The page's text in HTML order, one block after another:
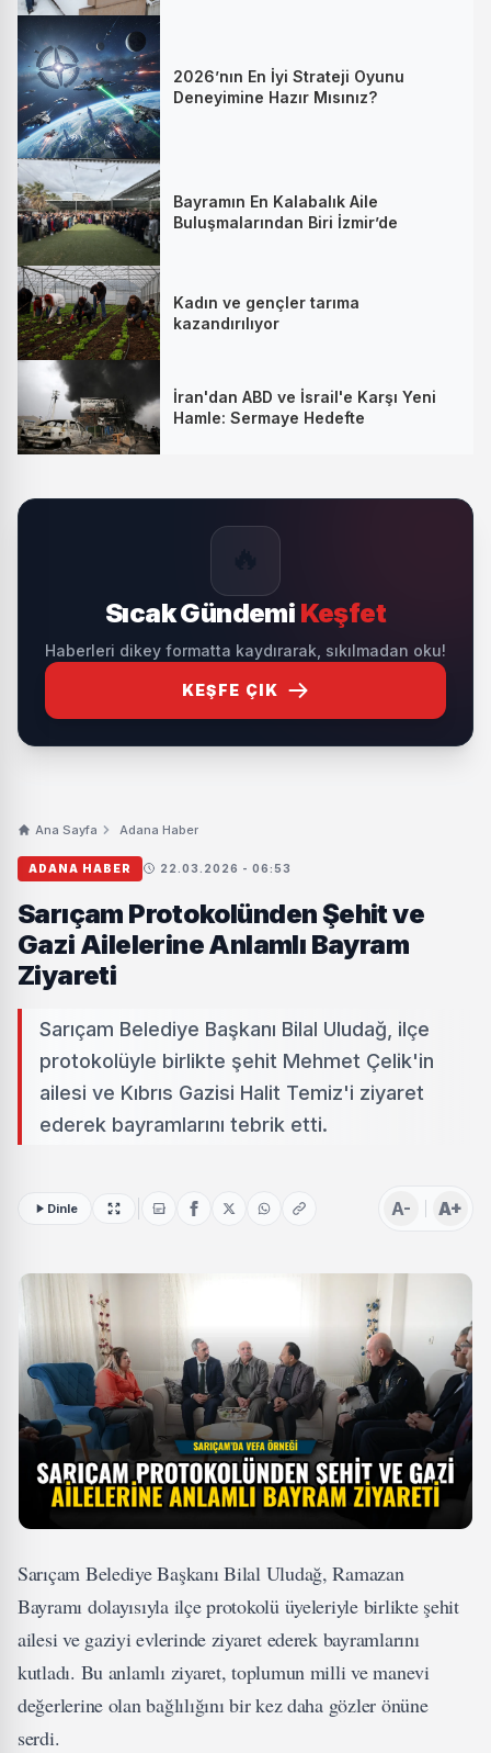
2026’nın En İyi Strateji Oyunu
Deneyimine Hazır Mısınız?
Bayramın En Kalabalık Aile
Buluşmalarından Biri İzmir’de
Kadın ve gençler tarıma
kazandırılıyor
İran'dan ABD ve İsrail'e Karşı Yeni
Hamle: Sermaye Hedefte
Sıcak Gündemi Keşfet
Haberleri dikey formatta kaydırarak, sıkılmadan oku!
KEŞFE ÇIK
Ana Sayfa Adana Haber
ADANA HABER 22.03.2026 - 06:53
Sarıçam Protokolünden Şehit ve
Gazi Ailelerine Anlamlı Bayram
Ziyareti
Sarıçam Belediye Başkanı Bilal Uludağ, ilçe
protokolüyle birlikte şehit Mehmet Çelik'in
ailesi ve Kıbrıs Gazisi Halit Temiz'i ziyaret
ederek bayramlarını tebrik etti.
Dinle A- A+
Sarıçam Belediye Başkanı Bilal Uludağ, Ramazan
Bayramı dolayısıyla ilçe protokolü üyeleriyle birlikte şehit
ailesi ve gaziyi evlerinde ziyaret ederek bayramlarını
kutladı. Bu anlamlı ziyaret, toplumun milli ve manevi
değerlerine olan bağlılığını bir kez daha gözler önüne
serdi.